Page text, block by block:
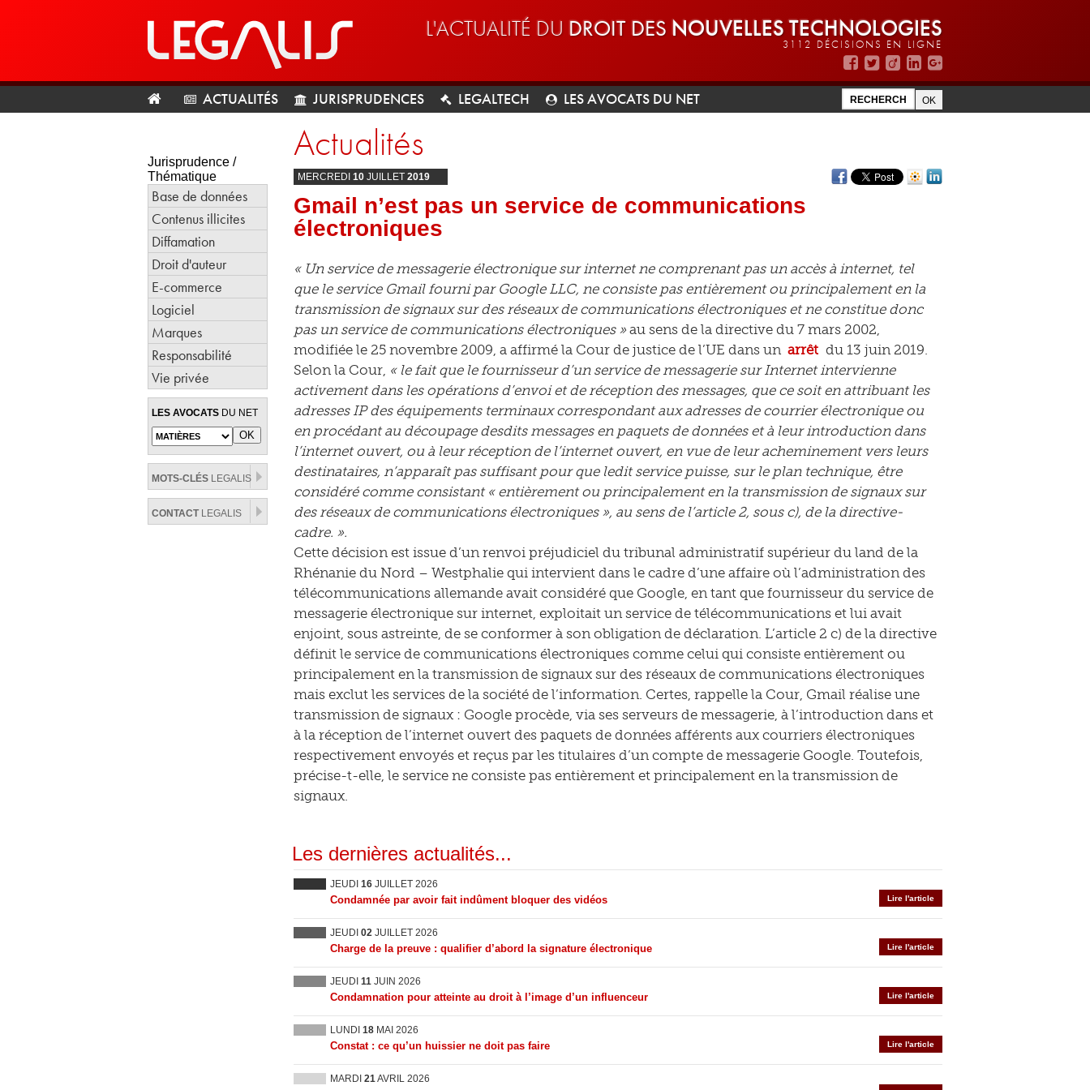
L'ACTUALITÉ DU DROIT DES NOUVELLES TECHNOLOGIES
3112 DÉCISIONS EN LIGNE
ACTUALITÉS JURISPRUDENCES LEGALTECH LES AVOCATS DU NET
Jurisprudence /
Thématique
Base de données
Contenus illicites
Diffamation
Droit d'auteur
E-commerce
Logiciel
Marques
Responsabilité
Vie privée
LES AVOCATS DU NET
MOTS-CLÉS LEGALIS
CONTACTLEGALIS
Actualités
MERCREDI 10 JUILLET 2019
Gmail n’est pas un service de communications
électroniques
« Un service de messagerie électronique sur internet ne comprenant pas un accès à internet, tel
que le service Gmail fourni par Google LLC, ne consiste pas entièrement ou principalement en la
transmission de signaux sur des réseaux de communications électroniques et ne constitue donc
pas un service de communications électroniques » au sens de la directive du 7 mars 2002,
modifiée le 25 novembre 2009, a affirmé la Cour de justice de l’UE dans un arrêt du 13 juin 2019.
Selon la Cour, « le fait que le fournisseur d’un service de messagerie sur Internet intervienne
activement dans les opérations d’envoi et de réception des messages, que ce soit en attribuant les
adresses IP des équipements terminaux correspondant aux adresses de courrier électronique ou
en procédant au découpage desdits messages en paquets de données et à leur introduction dans
l’internet ouvert, ou à leur réception de l’internet ouvert, en vue de leur acheminement vers leurs
destinataires, n’apparaît pas suffisant pour que ledit service puisse, sur le plan technique, être
considéré comme consistant « entièrement ou principalement en la transmission de signaux sur
des réseaux de communications électroniques », au sens de l’article 2, sous c), de la directive-
cadre. ».
Cette décision est issue d’un renvoi préjudiciel du tribunal administratif supérieur du land de la
Rhénanie du Nord – Westphalie qui intervient dans le cadre d’une affaire où l’administration des
télécommunications allemande avait considéré que Google, en tant que fournisseur du service de
messagerie électronique sur internet, exploitait un service de télécommunications et lui avait
enjoint, sous astreinte, de se conformer à son obligation de déclaration. L’article 2 c) de la directive
définit le service de communications électroniques comme celui qui consiste entièrement ou
principalement en la transmission de signaux sur des réseaux de communications électroniques
mais exclut les services de la société de l’information. Certes, rappelle la Cour, Gmail réalise une
transmission de signaux : Google procède, via ses serveurs de messagerie, à l’introduction dans et
à la réception de l’internet ouvert des paquets de données afférents aux courriers électroniques
respectivement envoyés et reçus par les titulaires d’un compte de messagerie Google. Toutefois,
précise-t-elle, le service ne consiste pas entièrement et principalement en la transmission de
signaux.
Les dernières actualités...
JEUDI 16 JUILLET 2026
Lire l'article
Condamnée par avoir fait indûment bloquer des vidéos
JEUDI 02 JUILLET 2026
Lire l'article
Charge de la preuve : qualifier d’abord la signature électronique
JEUDI 11 JUIN 2026
Lire l'article
Condamnation pour atteinte au droit à l’image d’un influenceur
LUNDI 18 MAI 2026
Lire l'article
Constat : ce qu’un huissier ne doit pas faire
MARDI 21AVRIL 2026